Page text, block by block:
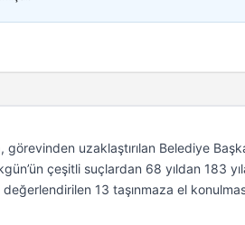
uzaklaştırılan Belediye
çeşitli suçlardan 68 yıldan 183
13 taşınmaza el